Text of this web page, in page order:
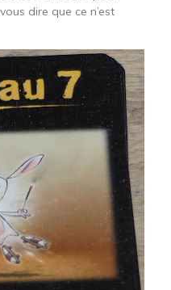
dire que ce n’est